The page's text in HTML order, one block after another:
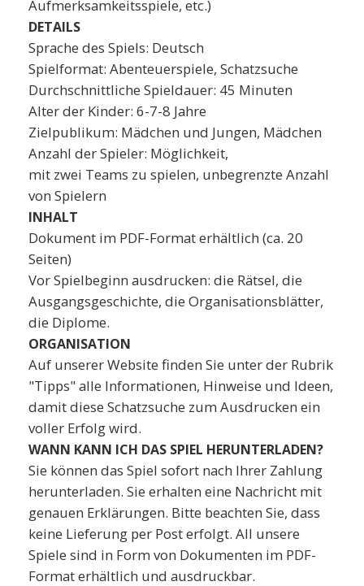
Aufmerksamkeitsspiele, etc.)
DETAILS
Sprache des Spiels: Deutsch
Spielformat: Abenteuerspiele, Schatzsuche
Durchschnittliche Spieldauer: 45 Minuten
Alter der Kinder: 6-7-8 Jahre
Zielpublikum: Mädchen und Jungen, Mädchen
Anzahl der Spieler: Möglichkeit,
mit zwei Teams zu spielen, unbegrenzte Anzahl
von Spielern
INHALT
Dokument im PDF-Format erhältlich (ca. 20
Seiten)
Vor Spielbeginn ausdrucken: die Rätsel, die
Ausgangsgeschichte, die Organisationsblätter,
die Diplome.
ORGANISATION
Auf unserer Website finden Sie unter der Rubrik
"Tipps" alle Informationen, Hinweise und Ideen,
damit diese Schatzsuche zum Ausdrucken ein
voller Erfolg wird.
WANN KANN ICH DAS SPIEL HERUNTERLADEN?
Sie können das Spiel sofort nach Ihrer Zahlung
herunterladen. Sie erhalten eine Nachricht mit
genauen Erklärungen. Bitte beachten Sie, dass
keine Lieferung per Post erfolgt. All unsere
Spiele sind in Form von Dokumenten im PDF-
Format erhältlich und ausdruckbar.